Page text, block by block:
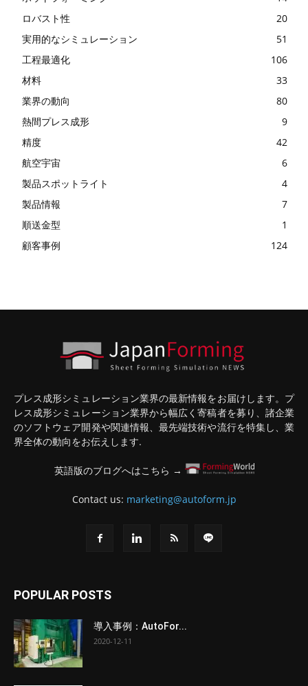
ロバスト性
20
実用的なシミュレーション
51
工程最適化
106
材料
33
業界の動向
80
熱間プレス成形
9
精度
42
航空宇宙
6
製品スポットライト
4
製品情報
7
順送金型
1
顧客事例
124
プレス成形シミュレーション業界の最新情報をお届けします。プ
レス成形シミュレーション業界から幅広く寄稿者を募り、諸企業
のソフトウェア開発や関連情報、最先端技術や流行を特集し、業
界全体の動向をお伝えします.
英語版のブログへはこちら →
Contact us: marketing@autoform.jp
POPULAR POSTS
導入事例：AutoFor...
2020-12-11